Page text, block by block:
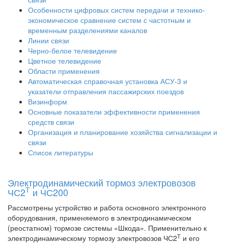
Особенности цифровых систем передачи и технико-
экономическое сравнение систем с частотным и
временным разделениями каналов
Линии связи
Черно-белое телевидение
Цветное телевидение
Области применения
Автоматическая справочная установка АСУ-3 и
указатели отправления пассажирских поездов
Визинформ
Основные показатели эффективности применения
средств связи
Организация и планирование хозяйства сигнализации и
связи
Список литературы
Электродинамический тормоз электровозов
ЧС2Т и ЧС200
Рассмотрены устройство и работа основного электронного
оборудования, применяемого в электродинамическом
(реостатном) тормозе системы «Шкода». Применительно к
электродинамическому тормозу электровозов ЧС2Т и его